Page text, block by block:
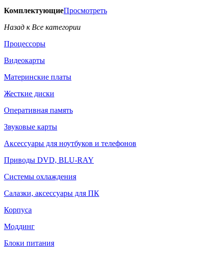
КомплектующиеПросмотреть
Назад к Все категории
Процессоры
Видеокарты
Материнские платы
Жесткие диски
Оперативная память
Звуковые карты
Аксессуары для ноутбуков и телефонов
Приводы DVD, BLU-RAY
Системы охлаждения
Салазки, аксессуары для ПК
Корпуса
Моддинг
Блоки питания